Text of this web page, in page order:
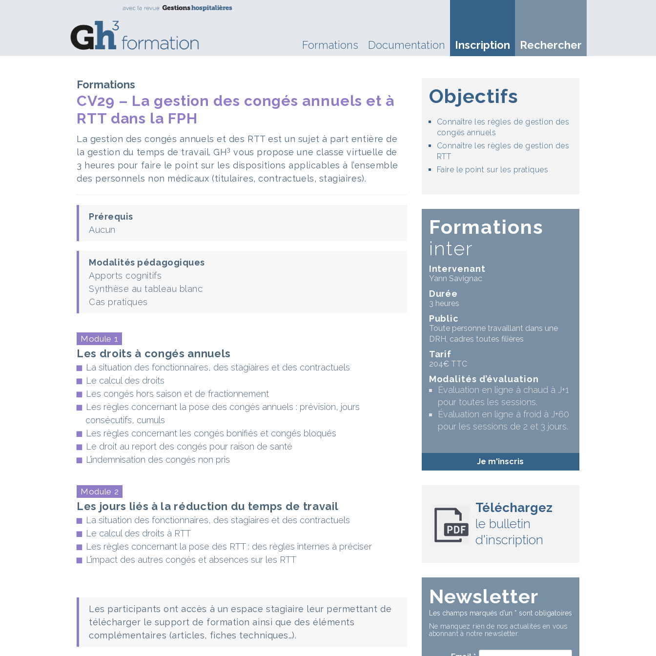
Formations Documentation Inscription Rechercher
Formations
CV29 – La gestion des congés annuels et à
RTT dans la FPH
La gestion des congés annuels et des RTT est un sujet à part entière de
la gestion du temps de travail. GH3 vous propose une classe virtuelle de
3 heures pour faire le point sur les dispositions applicables à l’ensemble
des personnels non médicaux (titulaires, contractuels, stagiaires).
Prérequis
Aucun
Modalités pédagogiques
Apports cognitifs
Synthèse au tableau blanc
Cas pratiques
Module 1
Les droits à congés annuels
La situation des fonctionnaires, des stagiaires et des contractuels
Le calcul des droits
Les congés hors saison et de fractionnement
Les règles concernant la pose des congés annuels : prévision, jours
consécutifs, cumuls
Les règles concernant les congés bonifiés et congés bloqués
Le droit au report des congés pour raison de santé
L’indemnisation des congés non pris
Module 2
Les jours liés à la réduction du temps de travail
La situation des fonctionnaires, des stagiaires et des contractuels
Le calcul des droits à RTT
Les règles concernant la pose des RTT : des règles internes à préciser
L’impact des autres congés et absences sur les RTT
Les participants ont accès à un espace stagiaire leur permettant de
télécharger le support de formation ainsi que des éléments
complémentaires (articles, fiches techniques…).
Objectifs
Connaître les règles de gestion des
congés annuels
Connaître les règles de gestion des
RTT
Faire le point sur les pratiques
Formations
inter
Intervenant
Yann Savignac
Durée
3 heures
Public
Toute personne travaillant dans une
DRH, cadres toutes filières
Tarif
204€ TTC
Modalités d’évaluation
Évaluation en ligne à chaud à J+1
pour toutes les sessions.
Évaluation en ligne à froid à J+60
pour les sessions de 2 et 3 jours.
Je m'inscris
Téléchargez
le bulletin
d'inscription
Newsletter
Les champs marqués d’un * sont obligatoires
Ne manquez rien de nos actualités en vous
abonnant à notre newsletter.